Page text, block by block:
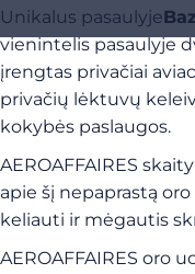
Unikalus pasaulyje
vienintelis pasaulyje
įrengtas privačiai
privačių lėktuvų
kokybės paslaugos.
AEROAFFAIRES
apie šį nepaprastą
keliauti ir mėgautis
AEROAFFAIRES oro